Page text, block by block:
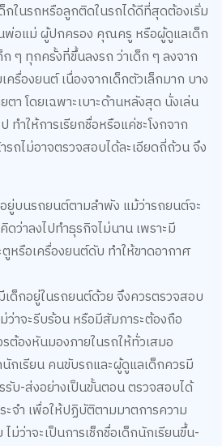
ในรถหรือลูกติดในรถได้ดีที่สุดต้องเริ่ม
พ่อแม่ ผู้ปกครอง คุณครู หรือผู้ดูแลเด็ก
ๆ ทุกครั้งที่ขึ้นลงรถ ว่าเด็ก ๆ ลงจาก
รื่องยนต์ เนื่องจากเด็กตัวเล็กมาก บาง
า โดยเฉพาะเบาะด้านหลังสุด นั่งเล่น
ำให้การเรียกชื่อหรือแค่ชะโงกจาก
ถไม่อาจตรวจสอบได้ละเอียดถี่ถ้วน จึง
ยู่บนรถยนต์ตามลำพัง แม้ว่ารถยนต์จะ
ว่าลงไปทำธุรกิจไม่นาน เพราะมี
หรือเครื่องยนต์ดับ ทำให้ขาดอากาศ
เด็กอยู่ในรถยนต์ด้วย จึงควรตรวจสอบ
ว่าจะรีบร้อน หรือมีสัมภาระต้องถือ
ต้องหันมองภายในรถให้ทั่วเสมอ
เรียน คนขับรถและผู้ดูแลเด็กควรมี
บ-ส่งอย่างเป็นขั้นตอน ตรวจสอบได้
จำ เพื่อให้ปฏิบัติตามมาตการความ
ม่ว่าจะเป็นการเช็กชื่อเด็กนักเรียนขึ้น-